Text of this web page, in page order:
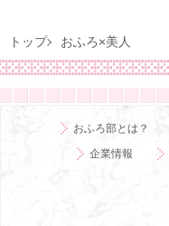
トップ おふろ×美人
おふろ部とは？
企業情報